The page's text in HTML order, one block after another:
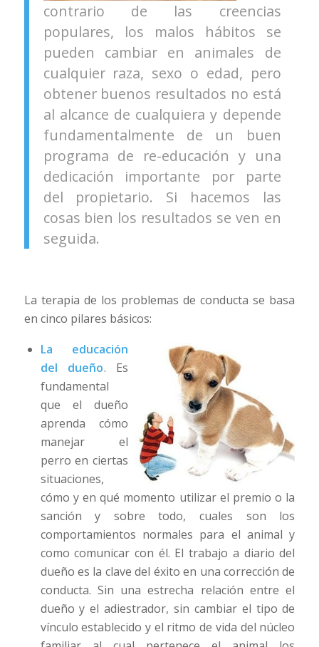
contrario de las creencias
populares, los malos hábitos se
pueden cambiar en animales de
cualquier raza, sexo o edad, pero
obtener buenos resultados no está
al alcance de cualquiera y depende
fundamentalmente de un buen
programa de re-educación y una
dedicación importante por parte
del propietario. Si hacemos las
cosas bien los resultados se ven en
seguida.
La terapia de los problemas de conducta se basa
en cinco pilares básicos:
La educación
del dueño. Es
fundamental
que el dueño
aprenda cómo
manejar el
perro en ciertas
situaciones,
cómo y en qué momento utilizar el premio o la
sanción y sobre todo, cuales son los
comportamientos normales para el animal y
como comunicar con él. El trabajo a diario del
dueño es la clave del éxito en una corrección de
conducta. Sin una estrecha relación entre el
dueño y el adiestrador, sin cambiar el tipo de
vínculo establecido y el ritmo de vida del núcleo